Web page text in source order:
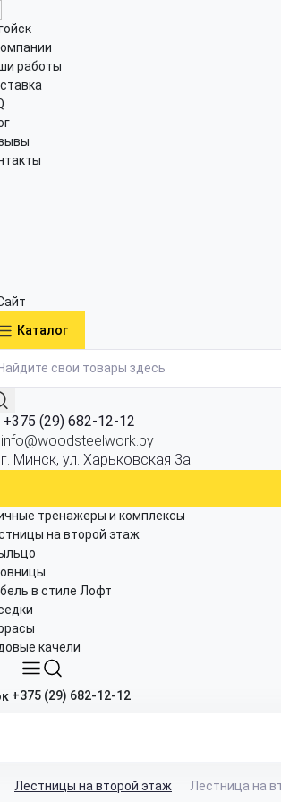
работы
Каталог
+375 (29) 682-12-12
info@woodsteelwork.by
г. Минск, ул. Харьковская 3а
тренажеры и комплексы
на второй этаж
в стиле Лофт
качели
+375 (29) 682-12-12
Лестницы на второй этаж Лестница на